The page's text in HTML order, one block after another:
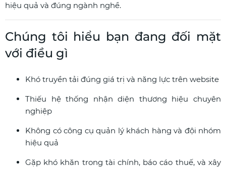
hiệu quả và đúng ngành nghề.
Chúng tôi hiểu bạn đang đối mặt
với điều gì
Khó truyền tải đúng giá trị và năng lực trên website
Thiếu hệ thống nhận diện thương hiệu chuyên
nghiệp
Không có công cụ quản lý khách hàng và đội nhóm
hiệu quả
Gặp khó khăn trong tài chính, báo cáo thuế, và xây